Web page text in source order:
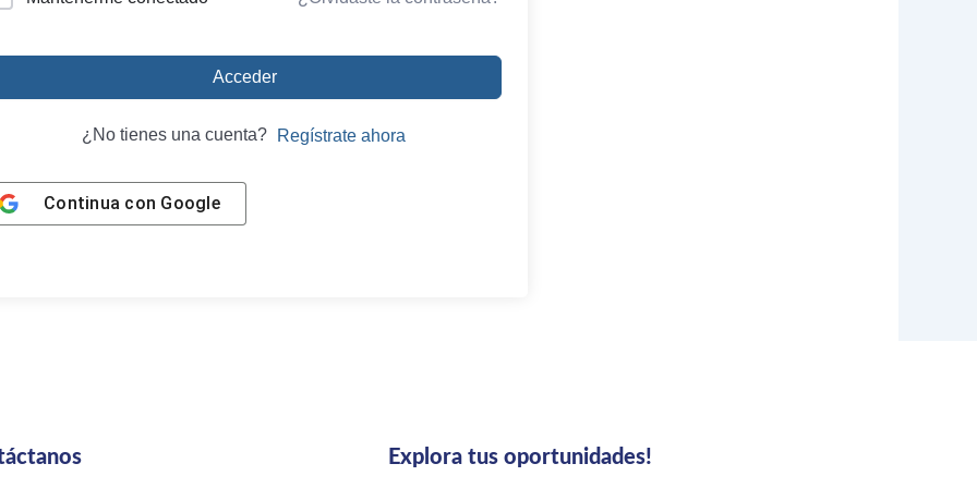
Acceder
¿No tienes una cuenta? Regístrate ahora
Continua con Google
Explora tus oportunidades!